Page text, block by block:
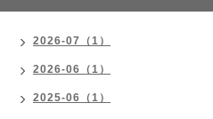
2026-07（1）
2026-06（1）
2025-06（1）